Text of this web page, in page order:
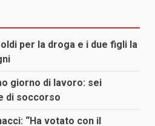
per la droga e i due figli la
giorno di lavoro: sei
di soccorso
“Ha votato con il